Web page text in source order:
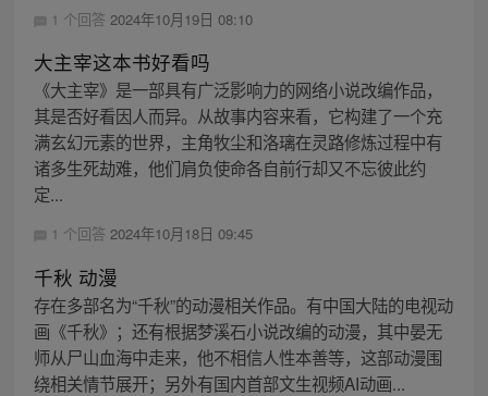
1 个回答 2024年10月19日 08:10
大主宰这本书好看吗
《大主宰》是一部具有广泛影响力的网络小说改编作品，
其是否好看因人而异。从故事内容来看，它构建了一个充
满玄幻元素的世界，主角牧尘和洛璃在灵路修炼过程中有
诸多生死劫难，他们肩负使命各自前行却又不忘彼此约
定...
1 个回答 2024年10月18日 09:45
千秋 动漫
存在多部名为“千秋”的动漫相关作品。有中国大陆的电视动
画《千秋》；还有根据梦溪石小说改编的动漫，其中晏无
师从尸山血海中走来，他不相信人性本善等，这部动漫围
绕相关情节展开；另外有国内首部文生视频AI动画...